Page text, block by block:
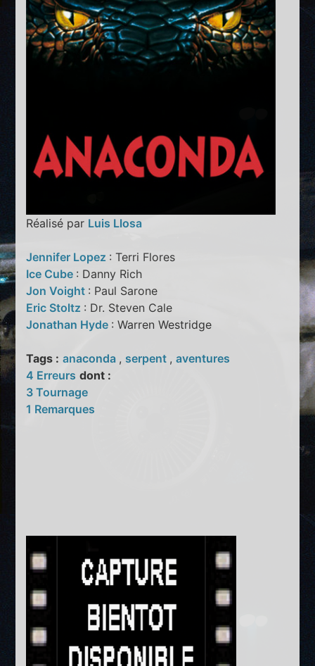
Réalisé par Luis Llosa
Jennifer Lopez : Terri Flores
Ice Cube : Danny Rich
Jon Voight : Paul Sarone
Eric Stoltz : Dr. Steven Cale
Jonathan Hyde : Warren Westridge
Tags : anaconda , serpent ,aventures
4 Erreurs dont :
3 Tournage
1 Remarques